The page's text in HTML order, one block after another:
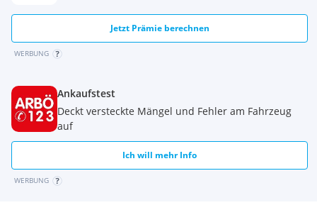
Jetzt Prämie berechnen
WERBUNG
Ankaufstest
Deckt versteckte Mängel und Fehler am Fahrzeug
auf
Ich will mehr Info
WERBUNG